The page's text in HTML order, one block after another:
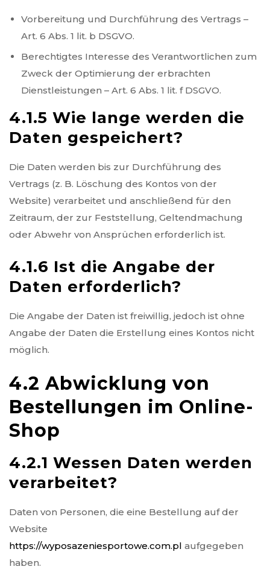
Vorbereitung und Durchführung des Vertrags –
Art. 6 Abs. 1 lit. b DSGVO.
Berechtigtes Interesse des Verantwortlichen zum
Zweck der Optimierung der erbrachten
Dienstleistungen – Art. 6 Abs. 1 lit. f DSGVO.
4.1.5 Wie lange werden die
Daten gespeichert?
Die Daten werden bis zur Durchführung des
Vertrags (z. B. Löschung des Kontos von der
Website) verarbeitet und anschließend für den
Zeitraum, der zur Feststellung, Geltendmachung
oder Abwehr von Ansprüchen erforderlich ist.
4.1.6 Ist die Angabe der
Daten erforderlich?
Die Angabe der Daten ist freiwillig, jedoch ist ohne
Angabe der Daten die Erstellung eines Kontos nicht
möglich.
4.2 Abwicklung von
Bestellungen im Online-
Shop
4.2.1 Wessen Daten werden
verarbeitet?
Daten von Personen, die eine Bestellung auf der
Website
https://wyposazeniesportowe.com.pl aufgegeben
haben.